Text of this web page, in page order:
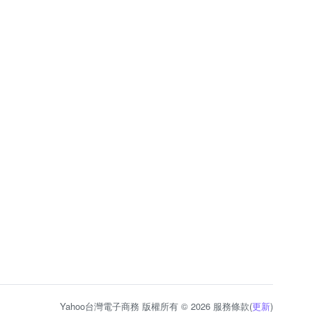
Yahoo台灣電子商務 版權所有 © 2026 服務條款(更新)